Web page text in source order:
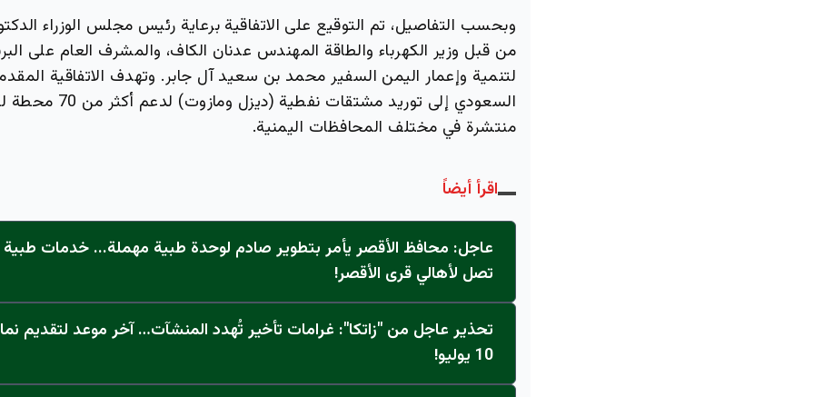
وبحسب التفاصيل، تم التوقيع على الاتفاقية برعاية رئيس مجلس الوزراء
من قبل وزير الكهرباء والطاقة المهندس عدنان الكاف، والمشرف العام على
لتنمية وإعمار اليمن السفير محمد بن سعيد آل جابر. وتهدف الاتفاقية
السعودي إلى توريد مشتقات
منتشرة في مختلف المحافظات اليمنية.
اقرأ أيضاً
عاجل: محافظ الأقصر يأمر بتطوير صادم لوحدة طبية مهملة... خدمات طبية
تصل لأهالي قرى الأقصر!
تحذير عاجل من "زاتكا": غرامات تأخير تُهدد المنشآت… آخر موعد لتقديم
10 يوليو!